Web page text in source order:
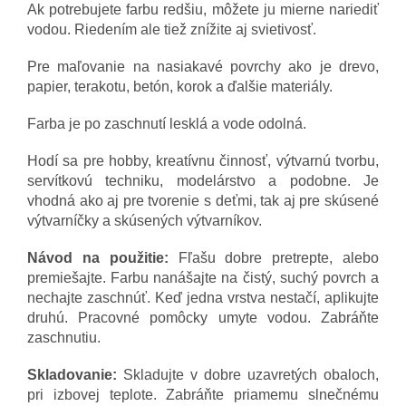
Ak potrebujete farbu redšiu, môžete ju mierne nariediť
vodou. Riedením ale tiež znížite aj svietivosť.
Pre maľovanie na nasiakavé povrchy ako je drevo,
papier, terakotu, betón, korok a ďalšie materiály.
Farba je po zaschnutí lesklá a vode odolná.
Hodí sa pre hobby, kreatívnu činnosť, výtvarnú tvorbu,
servítkovú techniku, modelárstvo a podobne. Je
vhodná ako aj pre tvorenie s deťmi, tak aj pre skúsené
výtvarníčky a skúsených výtvarníkov.
Návod na použitie: Fľašu dobre pretrepte, alebo
premiešajte. Farbu nanášajte na čistý, suchý povrch a
nechajte zaschnúť. Keď jedna vrstva nestačí, aplikujte
druhú. Pracovné pomôcky umyte vodou. Zabráňte
zaschnutiu.
Skladovanie: Skladujte v dobre uzavretých obaloch,
pri izbovej teplote. Zabráňte priamemu slnečnému